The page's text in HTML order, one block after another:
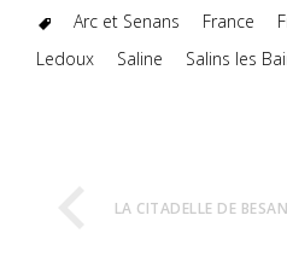
Arc et Senans France
Ledoux
Saline Salins les
LA CITADELLE DE